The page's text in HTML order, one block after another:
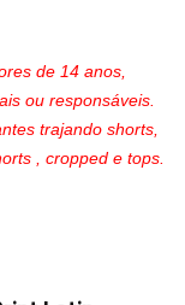
de 14 anos,
ou responsáveis.
trajando shorts,
, cropped e tops.